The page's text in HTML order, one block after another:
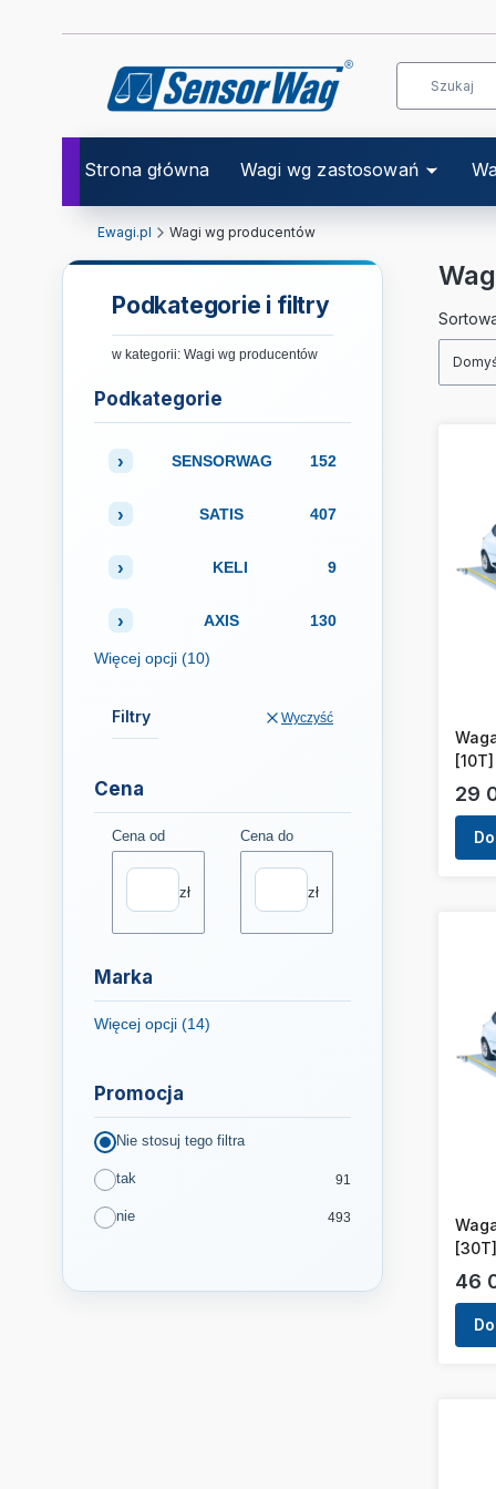
Strona główna Wagi wg zastosowań
Ewagi.pl Wagi wg producentów
Podkategorie i filtry
w kategorii: Wagi wg producentów
Podkategorie
SENSORWAG 152
SATIS 407
KELI 9
AXIS 130
Więcej opcji (10)
Filtry Wyczyść
Cena
Cena od
zł
Cena do
zł
Marka
Więcej opcji (14)
Promocja
Nie stosuj tego filtra
tak 91
nie 493
29
46